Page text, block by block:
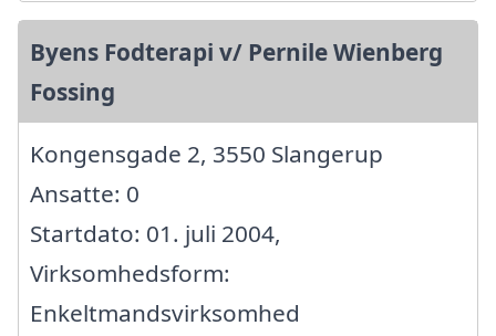
Byens Fodterapi v/ Pernile Wienberg
Fossing
Kongensgade 2, 3550 Slangerup
Ansatte: 0
Startdato: 01. juli 2004,
Virksomhedsform:
Enkeltmandsvirksomhed